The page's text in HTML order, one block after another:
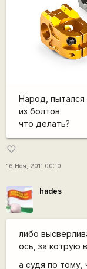
Народ,
из болтов.
что делать?
favorite_border
16 Ноя, 2011 00:10
hades
либо
ось, за котрую
а судя по тому,